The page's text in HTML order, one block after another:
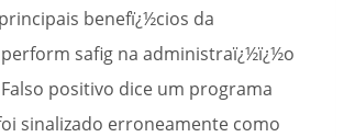
benefï¿½cios da
safig na administraï¿½ï¿½o
positivo dice um programa
sinalizado erroneamente como